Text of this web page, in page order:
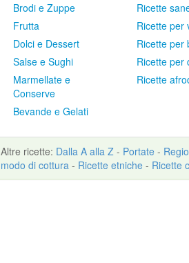
Brodi e Zuppe
Frutta
Dolci e Dessert
Salse e Sughi
Marmellate e
Conserve
Bevande e Gelati
Ricette
Ricette per
Ricette per
Ricette per
Ricette
Altre ricette: Dalla A alla Z - Portate -
modo di cottura - Ricette etniche - Ricette